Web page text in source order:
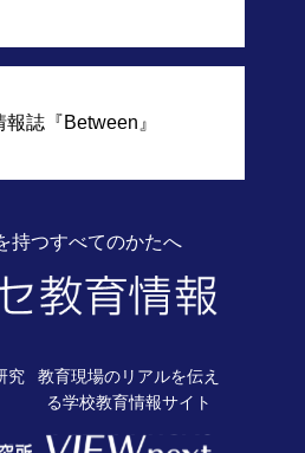
報誌『Between』
持つすべてのかたへ
究
教育現場のリアルを伝え
る学校教育情報サイト